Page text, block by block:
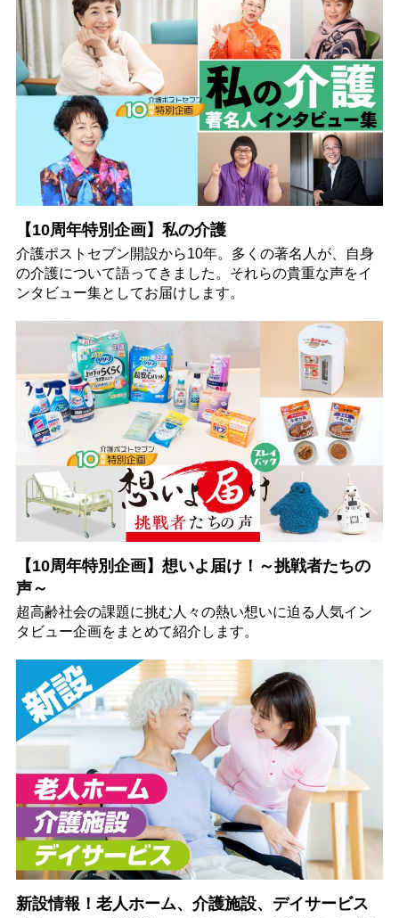
【10周年特別企画】私の介護
介護ポストセブン開設から10年。多くの著名人が、自身
の介護について語ってきました。それらの貴重な声をイ
ンタビュー集としてお届けします。
【10周年特別企画】想いよ届け！～挑戦者たちの
声～
超高齢社会の課題に挑む人々の熱い想いに迫る人気イン
タビュー企画をまとめて紹介します。
新設情報！老人ホーム、介護施設、デイサービス